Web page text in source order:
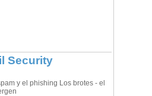
Security
y el phishing Los brotes - el